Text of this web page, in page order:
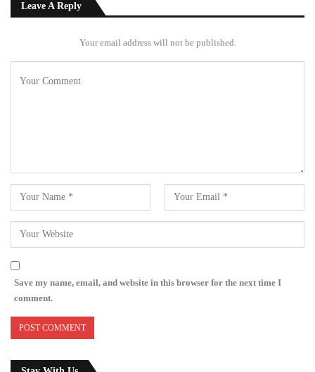
Leave A Reply
Your email address will not be published.
Save my name, email, and website in this browser for the next time I
comment.